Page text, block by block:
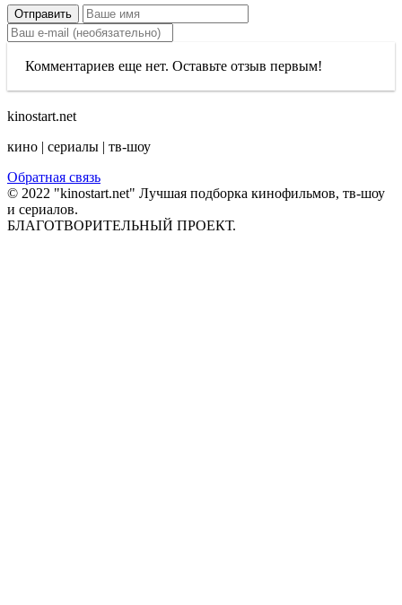
Отправить
Комментариев еще нет. Оставьте отзыв первым!
kinostart.net
кино | сериалы | тв-шоу
Обратная связь
© 2022 "kinostart.net" Лучшая подборка кинофильмов, тв-шоу
и сериалов.
БЛАГОТВОРИТЕЛЬНЫЙ ПРОЕКТ.